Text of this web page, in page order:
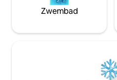
Zwembad